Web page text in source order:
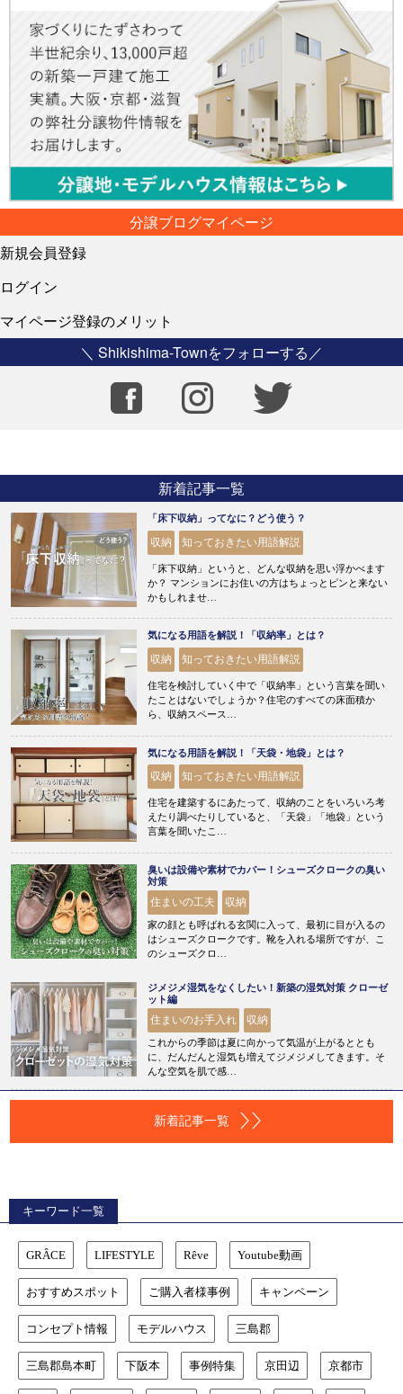
分譲ブログマイページ
新規会員登録
ログイン
マイページ登録のメリット
＼ Shikishima-Townをフォローする／
新着記事一覧
「床下収納」ってなに？どう使う？
収納 知っておきたい用語解説
「床下収納」というと、どんな収納を思い浮かべます
か？ マンションにお住いの方はちょっとピンと来ない
かもしれませ…
気になる用語を解説！「収納率」とは？
収納 知っておきたい用語解説
住宅を検討していく中で「収納率」という言葉を聞い
たことはないでしょうか？住宅のすべての床面積か
ら、収納スペース…
気になる用語を解説！「天袋・地袋」とは？
収納 知っておきたい用語解説
住宅を建築するにあたって、収納のことをいろいろ考
えたり調べたりしていると、「天袋」「地袋」という
言葉を聞いたこ…
臭いは設備や素材でカバー！シューズクロークの臭い
対策
住まいの工夫 収納
家の顔とも呼ばれる玄関に入って、最初に目が入るの
はシューズクロークです。靴を入れる場所ですが、こ
のシューズクロ…
ジメジメ湿気をなくしたい！新築の湿気対策 クローゼ
ット編
住まいのお手入れ 収納
これからの季節は夏に向かって気温が上がるととも
に、だんだんと湿気も増えてジメジメしてきます。そ
んな空気を肌で感…
新着記事一覧
キーワード一覧
GRÂCE LIFESTYLE Rêve Youtube動画
おすすめスポット ご購入者様事例 キャンペーン
コンセプト情報 モデルハウス 三島郡
三島郡島本町 下阪本 事例特集 京田辺 京都市